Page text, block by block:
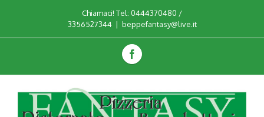
Chiamaci! Tel: 0444370480 /
3356527344 | beppefantasy@live.it